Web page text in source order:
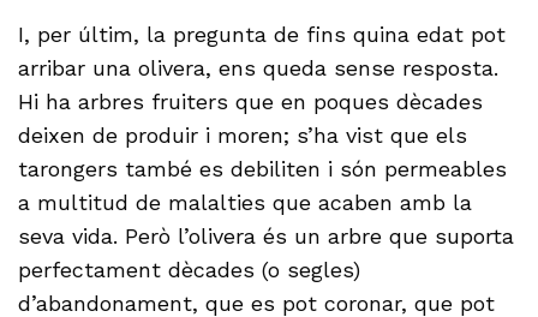
I, per últim, la pregunta de fins quina edat pot
arribar una olivera, ens queda sense resposta.
Hi ha arbres fruiters que en poques dècades
deixen de produir i moren; s’ha vist que els
tarongers també es debiliten i són permeables
a multitud de malalties que acaben amb la
seva vida. Però l’olivera és un arbre que suporta
perfectament dècades (o segles)
d’abandonament, que es pot coronar, que pot